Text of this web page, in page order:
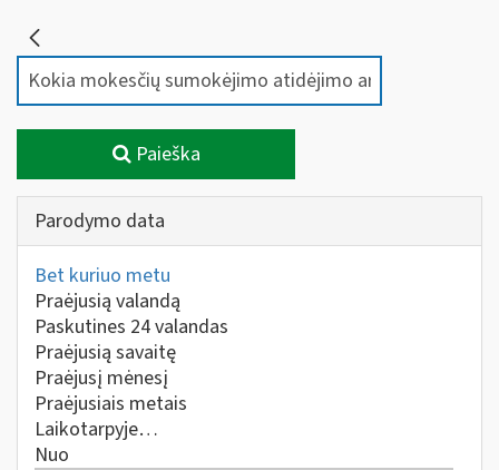
Paieška
Parodymo data
Bet kuriuo metu
Praėjusią valandą
Paskutines 24 valandas
Praėjusią savaitę
Praėjusį mėnesį
Praėjusiais metais
Laikotarpyje…
Nuo